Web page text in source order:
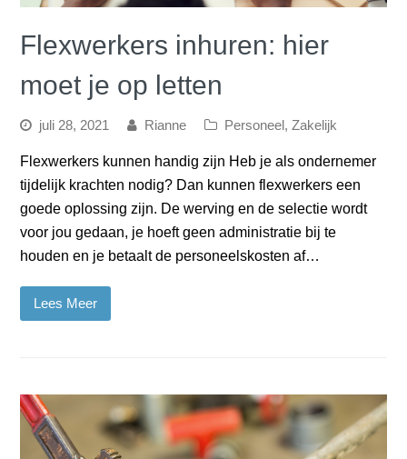
Flexwerkers inhuren: hier
moet je op letten
juli 28, 2021 Rianne Personeel ,Zakelijk
Flexwerkers kunnen handig zijn Heb je als ondernemer
tijdelijk krachten nodig? Dan kunnen flexwerkers een
goede oplossing zijn. De werving en de selectie wordt
voor jou gedaan, je hoeft geen administratie bij te
houden en je betaalt de personeelskosten af…
Lees Meer